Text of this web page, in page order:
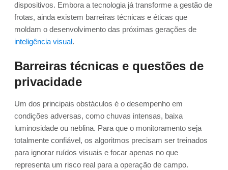
dispositivos. Embora a tecnologia já transforme a gestão de
frotas, ainda existem barreiras técnicas e éticas que
moldam o desenvolvimento das próximas gerações de
inteligência visual.
Barreiras técnicas e questões de
privacidade
Um dos principais obstáculos é o desempenho em
condições adversas, como chuvas intensas, baixa
luminosidade ou neblina. Para que o monitoramento seja
totalmente confiável, os algoritmos precisam ser treinados
para ignorar ruídos visuais e focar apenas no que
representa um risco real para a operação de campo.